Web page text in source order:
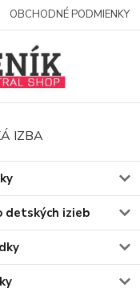
OBCHODNÉ PODMIENKY
IZBA
detských izieb